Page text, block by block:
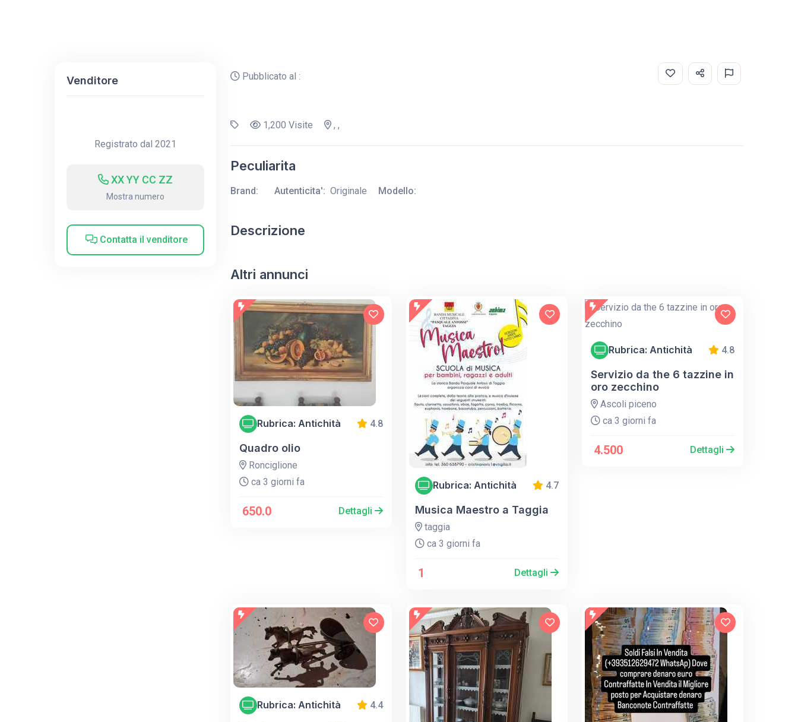
Venditore
Registrato dal 2021
XX YY CC ZZ
Mostra numero
Contatta il venditore
Pubblicato al :
1,200 Visite , ,
Peculiarita
Brand: Autenticita': Originale Modello:
Descrizione
Altri annunci
Rubrica: Antichità 4.8
Quadro olio
Ronciglione
ca 3 giorni fa
650.0 Dettagli
Rubrica: Antichità 4.7
Musica Maestro a Taggia
taggia
ca 3 giorni fa
1 Dettagli
Rubrica: Antichità 4.8
Servizio da the 6 tazzine in
oro zecchino
Ascoli piceno
ca 3 giorni fa
4.500 Dettagli
Rubrica: Antichità 4.4